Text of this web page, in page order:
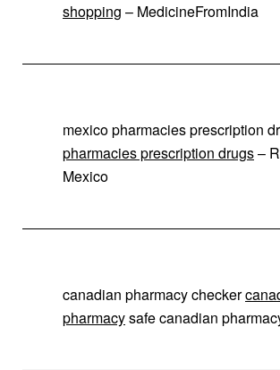
shopping – MedicineFromIndia
mexico pharmacies prescription
pharmacies prescription drugs–
Mexico
canadian pharmacy checker
pharmacysafe canadian